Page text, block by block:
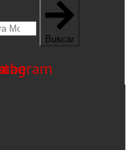
Buscar